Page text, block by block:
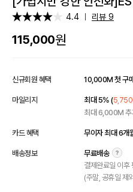
4.4 리뷰 9
115,000원
신규회원 혜택 10,000M 첫 구
마일리지 최대 5% (5,750
최대 6,000M 추
카드 혜택 무이자 최대 6개
배송정보
무료배송
결제완료일 이
(주말, 공휴일 제